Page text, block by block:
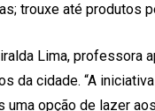
trouxe até produtos
Lima, professora
da cidade. “A
opção de lazer